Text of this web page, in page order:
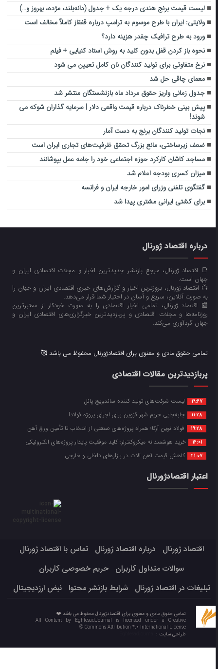
لیست قیمت برنج هندی درجه یک + جدول (دانه‌بلند، مژده، بهروز و…)
ولایتی: ایران با طرح موسوم به ترامپ درباره قفقاز کاملاً مخالف است
ورود به طرح ترافیک چقدر هزینه دارد؟
نحوه باز کردن قفل بدون کلید به روش استاد کنیایی + فیلم
نرخ متفاوتی برای تولید کنندگان نان کامل تعیین می شود
معمای چاقی حل شد
جدول زمانی واریز حقوق مرداد ماه بازنشستگان منتشر شد
پیش بینی خطرناک درباره قیمت واقعی دلار | سرمایه گذاران شوکه می
شوند!
نجات تولید کنندگان برنج به دست آمار
ضعف زیرساختی، مانع بزرگ تحقق ظرفیت‌های تجاری ایران است
مساجد کاشان کارکرد حوزه اجتماعی خود را جامه عمل بپوشانند
میزان کسری بودجه اعلام شد
گفتگوی تلفنی وزرای امور خارجه ایران و فرانسه
برای کشتی ایرانی مشتری پیدا شد
درباره اقتصاد ژورنال
📑 اقتصاد ژورنال، مرجع بازنشر جدیدترین اخبار و مجلات اقتصادی ایران و
جهان است.
📺 اقتصاد ژورنال، بروزترین اخبار و گزارش‌های خبری اقتصادی ایران و جهان را
به صورت آنلاین، سریع و آسان در اختیار شما قرار می‌‌دهد.
📰 اقتصاد ژورنال، تمامی اخبار اقتصادی را به صورت خودکار از معتبرترین
روزنامه‌ها و مجلات اقتصادی و پربازدیدترین خبرگزاری‌های اقتصادی ایران و
جهان گردآوری می‌کند.
تمامی حقوق مادی و معنوی برای اقتصادژورنال محفوظ می باشد 🥰
پربازدیدترین مقالات اقتصادی
19:27 لیست شرکت‌های تولید کننده ساندویچ پانل
11:28 جابه‌جایی حریم شهر قزوین برای اجرای پروژه فولاد!
19:28 فولاد نوین آرکا؛ همراه پروژه‌های صنعتی از انتخاب تا تأمین ورق آهن
12:01 خرید هوشمندانه میکروکنترلر؛ کلید موفقیت پایدار پروژه‌های الکترونیکی
21:07 کاهش قیمت آهن آلات در بازارهای داخلی و خارجی
اعتبار اقتصادژورنال
اقتصاد ژورنال درباره اقتصاد ژورنال
تماس با اقتصاد ژورنال
سوالات متداول کاربران
حریم خصوصی کاربران
تبلیغات در اقتصاد ژورنال
شرایط بازنشر محتوا نبض ارزدیجیتال
تمامی حقوق مادی و معنوی برای اقتصادژورنال محفوظ می باشد ❤️
All Content by EghtesadJournal is licensed under a Creative
Commons Attribution 4.0 International License ©️
طراحی سایت :